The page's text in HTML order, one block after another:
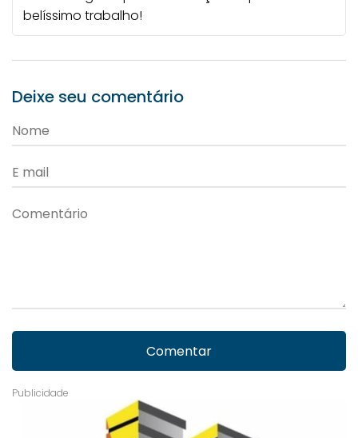
belíssimo trabalho!
Deixe seu comentário
Comentar